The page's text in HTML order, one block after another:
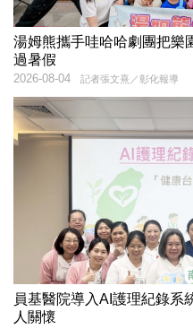
湯姆熊攜手哇哈哈劇團把
過暑假
記者張文熹／彰化報導
2026-08-04
員基醫院導入AI護理紀錄
人關懷